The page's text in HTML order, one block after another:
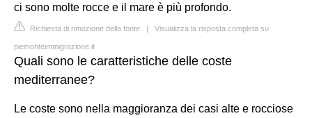
ci sono molte rocce e il mare è più profondo.
Richiesta di rimozione della fonte | Visualizza la risposta completa su
piemonteimmigrazione.it
Quali sono le caratteristiche delle coste
mediterranee?
Le coste sono nella maggioranza dei casi alte e rocciose